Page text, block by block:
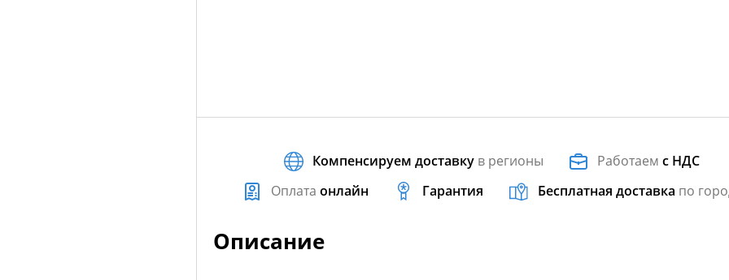
Компенсируем доставку в регионы Работаемс НДС
Оплата онлайн Гарантия Бесплатная доставка по
Описание